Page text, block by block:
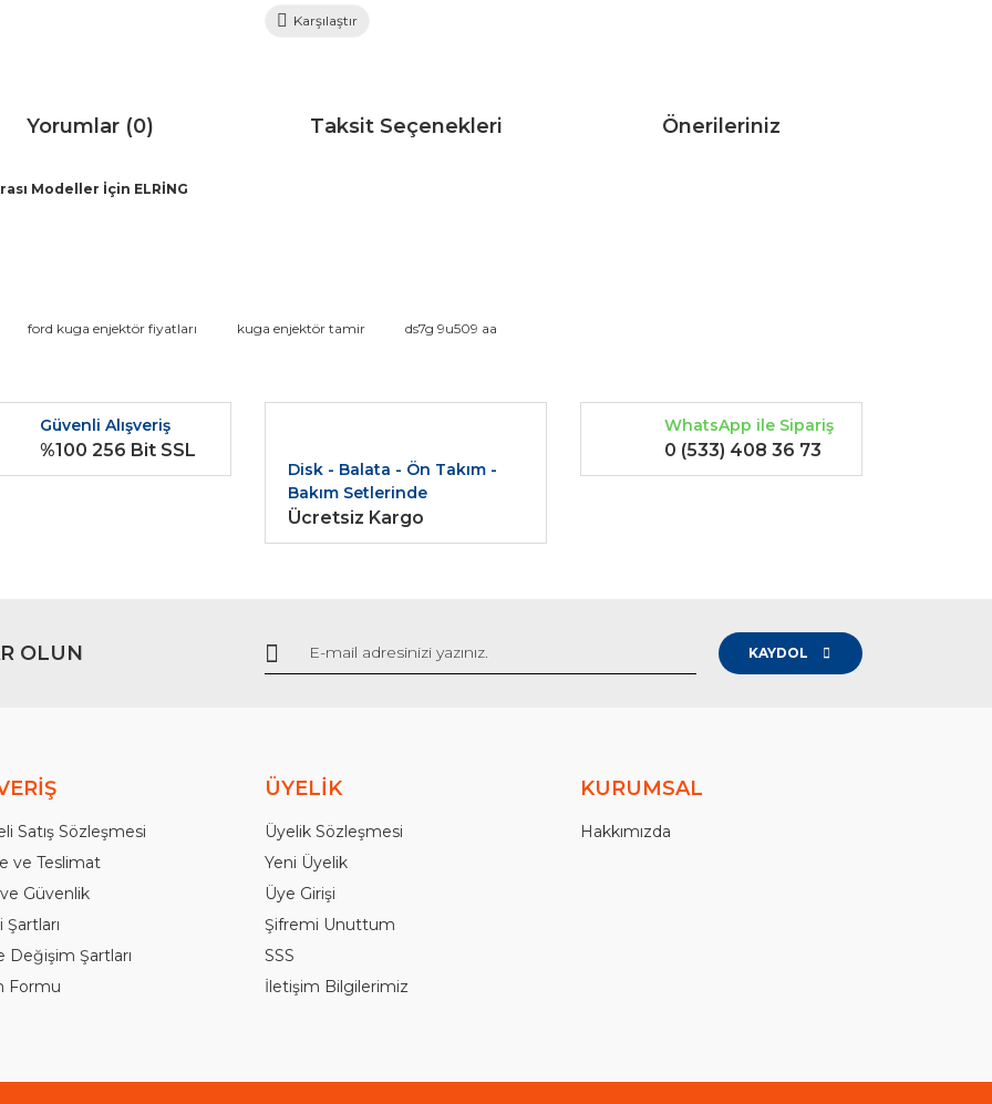
Karşılaştır
Yorumlar (0) Taksit Seçenekleri Önerileriniz
Modeller İçin ELRİNG
diğer konularda yetersiz gördüğünüz noktaları öneri formunu kullanarak tarafımıza iletebilirsiniz.
Gönder
ford kuga enjektör fiyatları kuga enjektör tamir ds7g 9u509 aa
Güvenli Alışveriş
%100 256 Bit SSL
Disk - Balata - Ön Takım -
Bakım Setlerinde
Ücretsiz Kargo
WhatsApp ile Sipariş
0 (533) 408 36 73
OLUN KAYDOL
Satış Sözleşmesi
ve Teslimat
Güvenlik
Şartları
Değişim Şartları
Formu
ÜYELİK
Üyelik Sözleşmesi
Yeni Üyelik
Üye Girişi
Şifremi Unuttum
SSS
İletişim Bilgilerimiz
KURUMSAL
Hakkımızda